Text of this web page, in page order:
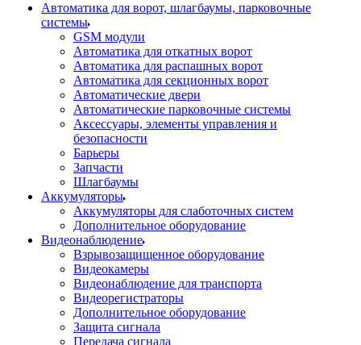
Автоматика для ворот, шлагбаумы, парковочные
системы
GSM модули
Автоматика для откатных ворот
Автоматика для распашных ворот
Автоматика для секционных ворот
Автоматические двери
Автоматические парковочные системы
Аксессуары, элементы управления и
безопасности
Барьеры
Запчасти
Шлагбаумы
Аккумуляторы
Аккумуляторы для слаботочных систем
Дополнительное оборудование
Видеонаблюдение
Взрывозащищенное оборудование
Видеокамеры
Видеонаблюдение для транспорта
Видеорегистраторы
Дополнительное оборудование
Защита сигнала
Передача сигнала